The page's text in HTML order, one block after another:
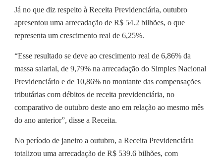
Já no que diz respeito à Receita Previdenciária, outubro
apresentou uma arrecadação de R$ 54.2 bilhões, o que
representa um crescimento real de 6,25%.
“Esse resultado se deve ao crescimento real de 6,86% da
massa salarial, de 9,79% na arrecadação do Simples Nacional
Previdenciário e de 10,86% no montante das compensações
tributárias com débitos de receita previdenciária, no
comparativo de outubro deste ano em relação ao mesmo mês
do ano anterior”, disse a Receita.
No período de janeiro a outubro, a Receita Previdenciária
totalizou uma arrecadação de R$ 539.6 bilhões, com